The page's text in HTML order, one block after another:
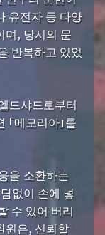
유전자 등 다양
며, 당시의 문
반복하고 있었
드샤드로부터
메모리아」를
을 소환하는
없이 손에 넣
수 있어 버리
원은, 신뢰할